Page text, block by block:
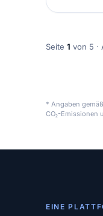
Seite 1 von 5 ·
* Angaben
CO₂-Emissionen
EINE